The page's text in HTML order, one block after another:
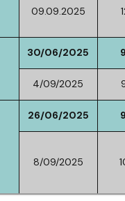
09.09.2025
30/06/2025
4/09/2025
26/06/2025
8/09/2025